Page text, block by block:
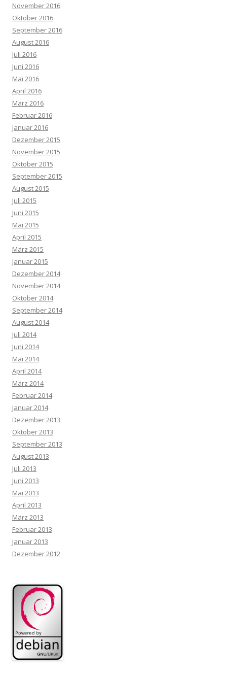
November 2016
Oktober 2016
September 2016
August 2016
Juli 2016
Juni 2016
Mai 2016
April 2016
März 2016
Februar 2016
Januar 2016
Dezember 2015
November 2015
Oktober 2015
September 2015
August 2015
Juli 2015
Juni 2015
Mai 2015
April 2015
März 2015
Januar 2015
Dezember 2014
November 2014
Oktober 2014
September 2014
August 2014
Juli 2014
Juni 2014
Mai 2014
April 2014
März 2014
Februar 2014
Januar 2014
Dezember 2013
Oktober 2013
September 2013
August 2013
Juli 2013
Juni 2013
Mai 2013
April 2013
März 2013
Februar 2013
Januar 2013
Dezember 2012